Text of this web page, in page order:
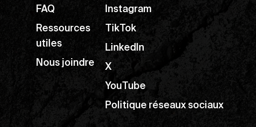
FAQ
Ressources
utiles
Nous joindre
Instagram
TikTok
LinkedIn
X
YouTube
Politique réseaux sociaux